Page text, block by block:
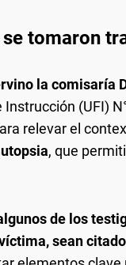
tomaron
la comisaría
(UFI)
relevar el
, que
de los
sean